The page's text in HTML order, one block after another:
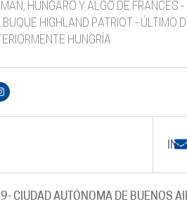
HÚNGARO Y ALGO DE
BUQUE HIGHLAND PATRIOT -
HUNGRÍA
- CIUDAD AUTÓNOMA DE BUENOS